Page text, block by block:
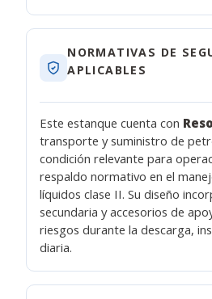
NORMATIVAS DE
APLICABLES
Este estanque cuenta con
transporte y suministro de
condición relevante para
respaldo normativo en el
líquidos clase II. Su diseño
secundaria y accesorios de
riesgos durante la descarga,
diaria.